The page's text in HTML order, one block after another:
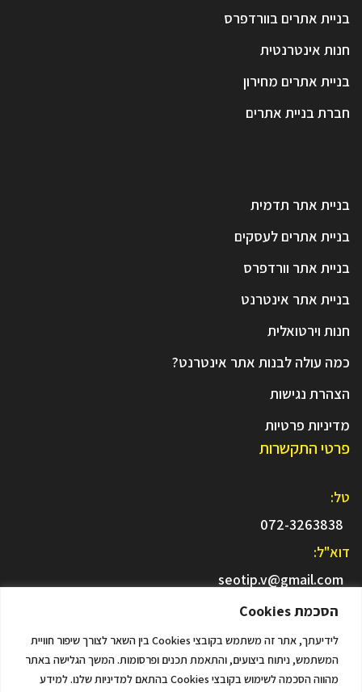
הסכמת Cookies
לידיעתך, אתר זה משתמש בקובצי Cookies בין השאר לצורך שיפור חוויית
המשתמש, ניתוח ביצועים, והתאמת תכנים ופרסומות. המשך הגלישה באתר
מהווה הסכמה לשימוש בקובצי Cookies בהתאם למדיניות שלנו. למידע
בניית אתרים בוורדפרס
חנות אינטרנטית
בניית אתרים מחירון
חברת בניית אתרים
בניית אתר תדמית
בניית אתרים לעסקים
בניית אתר וורדפרס
בניית אתר אינטרנט
חנות וירטואלית
כמה עולה לבנות אתר אינטרנט?
הצהרת נגישות
מדיניות פרטיות
פרטי התקשרות
טל:
דוא"ל:
seotip.v@gmail.com
כתובת:
היוצרים 3, אזור תעשיה לוד